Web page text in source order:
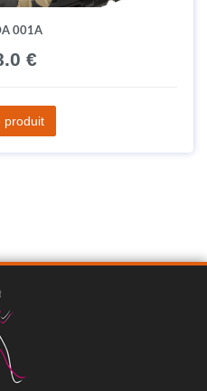
001A
€
produit